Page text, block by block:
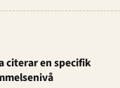
citerar en specifik